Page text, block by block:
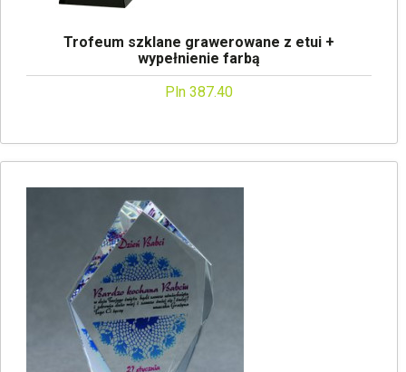
Trofeum szklane grawerowane z etui +
wypełnienie farbą
Pln 387.40